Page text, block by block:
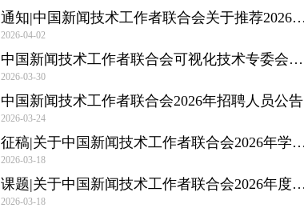
通知|中国新闻技术工作者联合会关于推荐2026年“王选新闻科学技术奖”（人物奖）的通知
2026-04-02
中国新闻技术工作者联合会可视化技术专委会在京成立
2026-03-30
中国新闻技术工作者联合会2026年招聘人员公告
2026-03-24
征稿|关于中国新闻技术工作者联合会2026年学术年会论文征集的通知
2026-03-18
课题|关于中国新闻技术工作者联合会2026年度科研项目征集的通知
2026-03-18